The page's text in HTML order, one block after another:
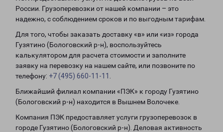
России. Грузоперевозки от нашей компании – это
надежно, с соблюдением сроков и по выгодным тарифам.
Для того, чтобы заказать доставку «в» или «из» города
Гузятино (Бологовский р-н), воспользуйтесь
калькулятором для расчета стоимости и заполните
заявку на перевозку на нашем сайте, или позвоните по
телефону: +7 (495) 660-11-11
Ближайший филиал компании «ПЭК» к городу Гузятино
(Бологовский р-н) находится в Вышнем Волочеке.
Компания ПЭК предоставляет услуги грузоперевозок в
городе Гузятино (Бологовский р-н). Деловая активность